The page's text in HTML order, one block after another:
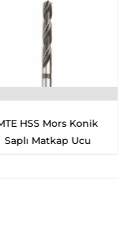
Konik
Ucu
MTE HSS
Uzun